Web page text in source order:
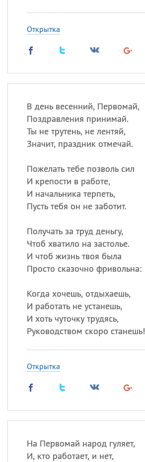
Открытка
В день весенний, Первомай,
Поздравления принимай.
Ты не трутень, не лентяй,
Значит, праздник отмечай.
Пожелать тебе позволь сил
И крепости в работе,
И начальника терпеть,
Пусть тебя он не заботит.
Получать за труд деньгу,
Чтоб хватило на застолье.
И чтоб жизнь твоя была
Просто сказочно фривольна:
Когда хочешь, отдыхаешь,
И работать не устанешь,
И хоть чуточку трудясь,
Руководством скоро станешь!
Открытка
На Первомай народ гуляет,
И, кто работает, и нет,